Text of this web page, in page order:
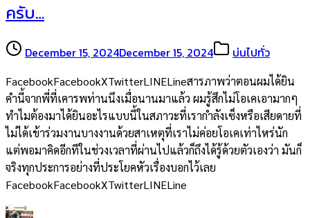
ครับ…
December 15, 2024December 15, 2024 บ่นไปทั่ว
FacebookFacebookXTwitterLINELineสารภาพว่าตอนผมได้ยิน
คำนี้จากพี่ที่เคารพท่านนึงเมื่อนานมาแล้ว ผมรู้สึกไม่โอเคเอามากๆ
ทำไมต้องมาได้ยินอะไรแบบนี้ในสภาวะที่เรากำลังเซ็งหรือเสียดายที่
ไม่ได้เข้าร่วมงานบางงานด้วยสาเหตุที่เราไม่ค่อยโอเคเท่าไหร่นัก
แต่พอมาคิดอีกทีในช่วงเวลาที่ผ่านไปแล้วก็ถึงได้รู้ด้วยตัวเองว่า มันก็
จริงทุกประการอย่างที่ประโยคหัวเรื่องบอกไว้เลย
FacebookFacebookXTwitterLINELine